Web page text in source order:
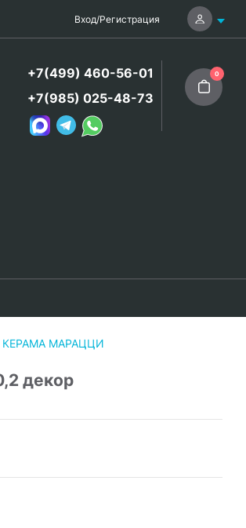
Вход/Регистрация
+7(499) 460-56-01
+7(985) 025-48-73
0
КЕРАМА МАРАЦЦИ
декор